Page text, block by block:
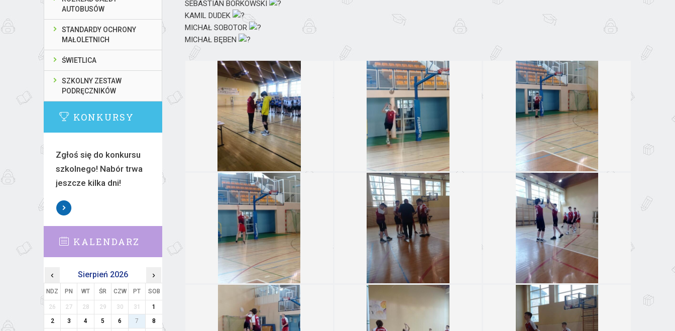
SEBASTIAN BORKOWSKI
KAMIL DUDEK
MICHAŁ SOBOTOR
MICHAŁ BĘBEN
AUTOBUSÓW
STANDARDY OCHRONY
MAŁOLETNICH
ŚWIETLICA
SZKOLNY ZESTAW
PODRĘCZNIKÓW
KONKURSY
Zgłoś się do konkursu
szkolnego! Nabór trwa
jeszcze kilka dni!
KALENDARZ
‹ Sierpień 2026 ›
NDZ PN WT ŚR CZW PT SOB
26 27 28 29 30 31
1
2
3 4 5 6 7
8